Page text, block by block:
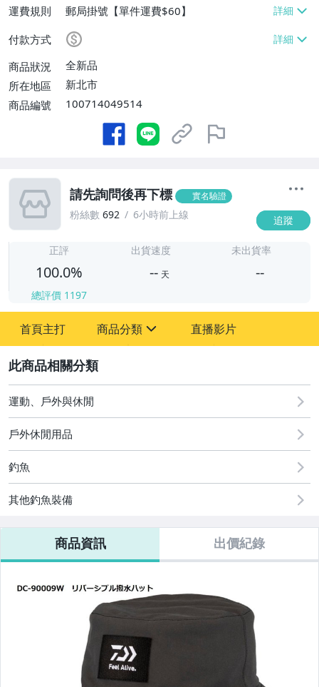
運費規則
郵局掛號【單件運費$60】
付款方式
商品狀況
全新品
所在地區
新北市
商品編號
100714049514
請先詢問後再下標 實名驗證
粉絲數 692 6小時前上線 追蹤
正評
100.0%
總評價 1197
出貨速度
-- 天
未出貨率
--
首頁主打 商品分類
運動、戶外與休閒
直播影片
運動、戶外與休閒
戶外休閒用品
釣魚
其他釣魚裝備
商品資訊 出價紀錄